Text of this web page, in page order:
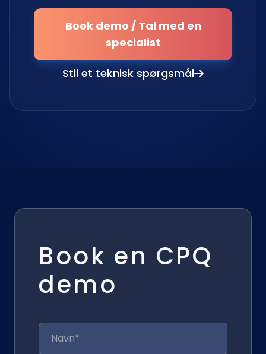
Book demo / Tal med en
specialist
Stil et teknisk spørgsmål
Book en CPQ
demo